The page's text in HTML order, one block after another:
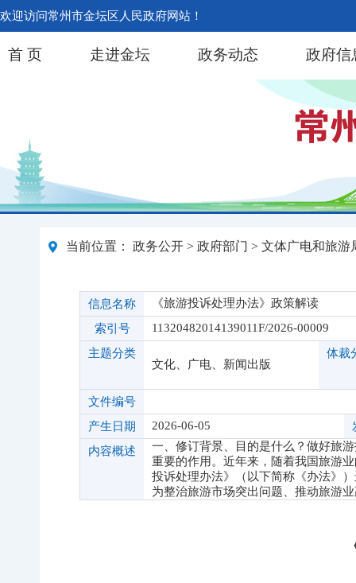
欢迎访问常州市金坛区人民政府网站！
首 页 走进金坛 政务动态 政府信
当前位置： 政务公开 > 政府部门 > 文体广电和旅游
信息名称
《旅游投诉处理办法》政策解读
索引号
11320482014139011F/2026-00009
主题分类
文化、广电、新闻出版
体裁
文件编号
产生日期
2026-06-05
内容概述
一、修订背景、目的是什么？做好旅
重要的作用。近年来，随着我国旅游
投诉处理办法》（以下简称《办法》
为整治旅游市场突出问题、推动旅游